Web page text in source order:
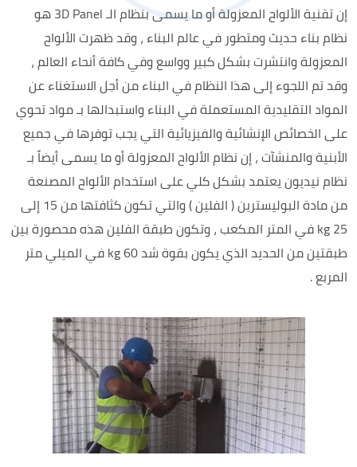
إن تقنية الألواح المعزولة أو ما يسمى بنظام الـ 3D Panel هو
نظام بناء حديث ومتطور في عالم البناء ، وقد ظهرت الألواح
المعزولة وانتشرت بشكل كبير وواسع وفي كافة أنحاء العالم ،
وقد تم اللجوء إلى هذا النظام في البناء من أجل الاستغناء عن
المواد التقليدية المستعملة في البناء واستبدالها بـ مواد تحوي
على الخصائص الإنشائية والفيزيائية التي يجب توفرها في جميع
الأبنية والمنشآت ، إن نظام الألواح المعزولة أو ما يسمى أيضاً بـ
نظام نيديون يعتمد بشكل كلي على استخدام الألواح المصنعة
من مادة البوليسترين ( الفلين ) والتي تكون كثافتها من 15 إلى
25 kg في المتر المكعب ، وتكون طبقة الفلين هذه محصورة بين
طبقتين من الحديد الذي يكون بقوة شد 60 kg في الميلي متر
المربع .